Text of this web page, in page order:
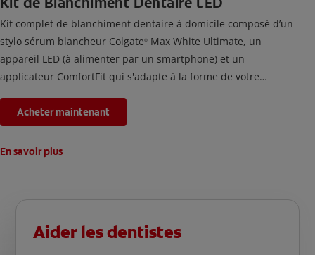
Kit complet de blanchiment dentaire à domicile composé d’un
stylo sérum blancheur Colgate® Max White Ultimate, un
appareil LED (à alimenter par un smartphone) et un
applicateur ComfortFit qui s'adapte à la forme de votre
par jour pendant 2 semaines, les taches accumulées par la
nourriture et les boissons depuis 20 ans seront éliminées.
Acheter maintenant
En savoir plus
Aider les dentistes